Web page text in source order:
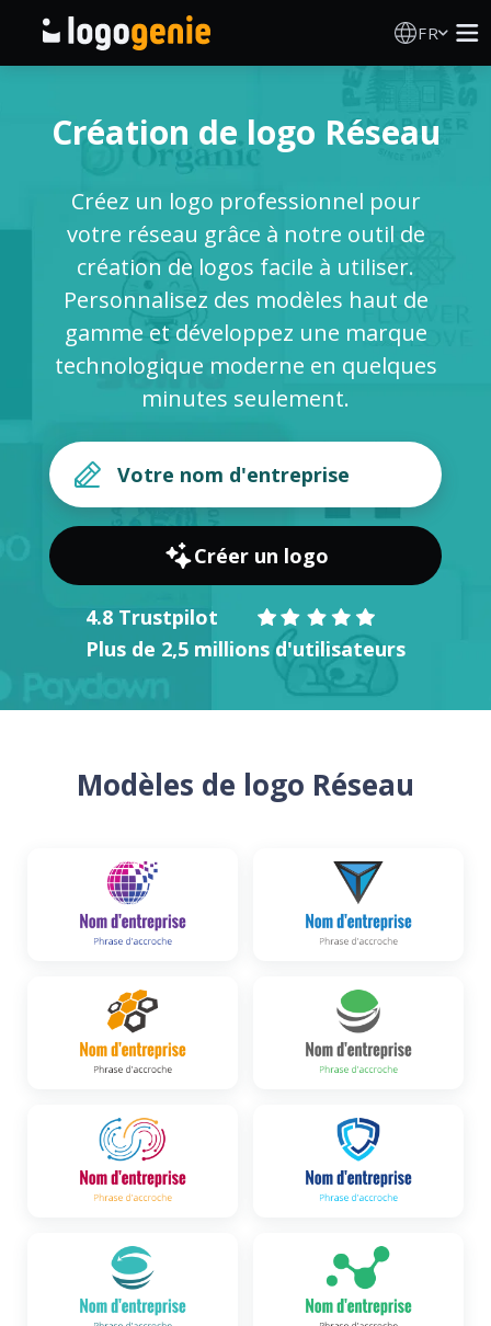
FR
Générateur de logo IA
Idées de logos
Produits imprimés
À propos
SE CONNECTER
Création de logo Réseau
Créez un logo professionnel pour
votre réseau grâce à notre outil de
création de logos facile à utiliser.
Personnalisez des modèles haut de
gamme et développez une marque
technologique moderne en quelques
minutes seulement.
Créer un logo
4.8 Trustpilot
Plus de 2,5 millions d'utilisateurs
Modèles de logo Réseau